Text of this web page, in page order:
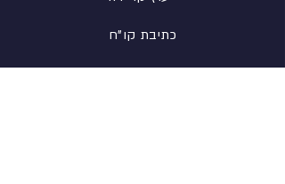
כתיבת קו"ח
הכנה לראיון